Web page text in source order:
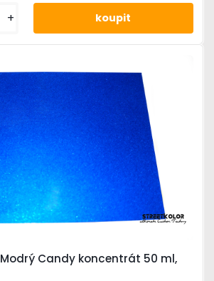
+
Candy koncentrát 50 ml,